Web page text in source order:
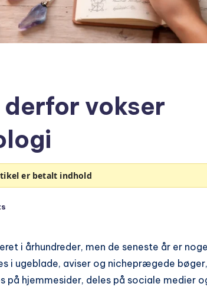
vokser
er betalt indhold
i århundreder, men de seneste år er
i ugeblade, aviser og nicheprægede
på hjemmesider, deles på sociale medier